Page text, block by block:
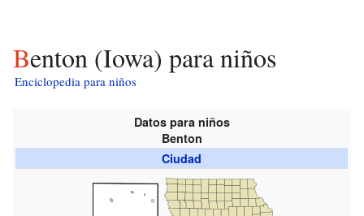
Benton (Iowa) para niños
Enciclopedia para niños
Datos para niños
Benton
Ciudad